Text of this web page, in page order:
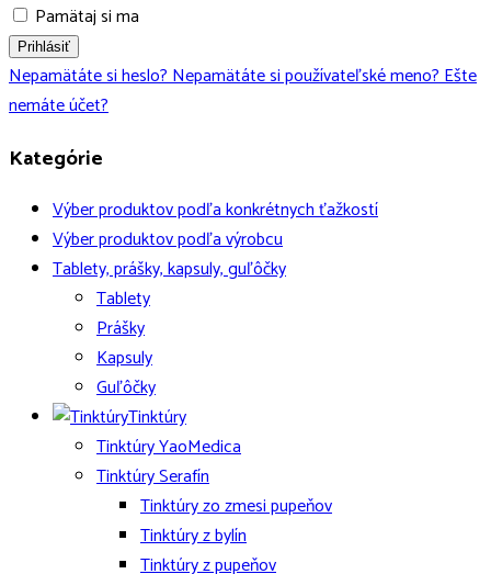
Pamätaj si ma
Prihlásiť
Nepamätáte si heslo?Nepamätáte si používateľské meno?Ešte
nemáte účet?
Kategórie
Výber produktov podľa konkrétnych ťažkostí
Výber produktov podľa výrobcu
Tablety, prášky, kapsuly, guľôčky
Tablety
Prášky
Kapsuly
Guľôčky
Tinktúry
Tinktúry YaoMedica
Tinktúry Serafín
Tinktúry zo zmesi pupeňov
Tinktúry z bylín
Tinktúry z pupeňov